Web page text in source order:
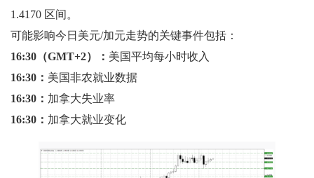
1.4170 区间。
可能影响今日美元/加元走势的关键事件包括：
16:30（GMT+2）： 美国平均每小时收入
16:30： 美国非农就业数据
16:30： 加拿大失业率
16:30： 加拿大就业变化